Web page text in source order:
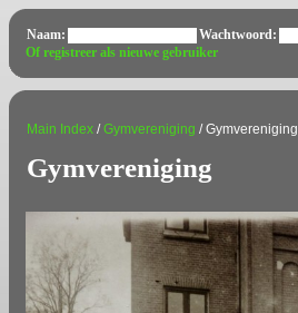
Naam:
Wachtwoord:
Of registreer als nieuwe gebruiker
Main Index /Gymvereniging / Gymvereniging
Gymvereniging